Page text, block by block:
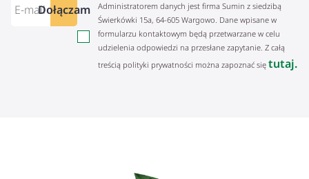
Dołączam
Administratorem danych jest firma Sumin z siedzibą
Świerkówki 15a, 64-605 Wargowo. Dane wpisane w
formularzu kontaktowym będą przetwarzane w celu
udzielenia odpowiedzi na przesłane zapytanie. Z całą
treścią polityki prywatności można zapoznać się tutaj.